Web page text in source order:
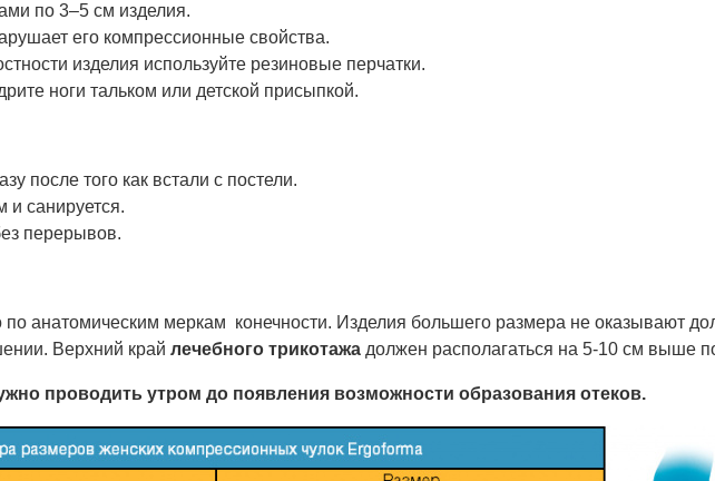
по 3–5 см изделия.
его компрессионные свойства.
изделия используйте резиновые перчатки.
ноги тальком или детской присыпкой.
после того как встали с постели.
и санируется.
перерывов.
по анатомическим меркам конечности. Изделия большего размера не оказывают
Верхний край лечебного трикотажа должен располагаться на 5-10 см выше
проводить утром до появления возможности образования отеков.